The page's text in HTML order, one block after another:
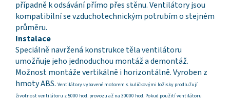
případně k odsávání přímo přes stěnu. Ventilátory jsou
kompatibilní se vzduchotechnickým potrubím o stejném
průměru.
Instalace
Speciálně navržená konstrukce těla ventilátoru
umožňuje jeho jednoduchou montáž a demontáž.
Možnost montáže vertikálně i horizontálně. Vyroben z
hmoty ABS. Ventilátory vybavené motorem s kuličkovými ložisky prodlužují
životnost ventilátoru z 5000 hod. provozu až na 30000 hod. Pokud použití ventilátoru